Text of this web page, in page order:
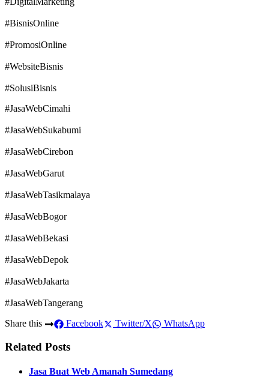
#BisnisOnline
#PromosiOnline
#WebsiteBisnis
#SolusiBisnis
#JasaWebCimahi
#JasaWebSukabumi
#JasaWebCirebon
#JasaWebGarut
#JasaWebTasikmalaya
#JasaWebBogor
#JasaWebBekasi
#JasaWebDepok
#JasaWebJakarta
#JasaWebTangerang
Share this
Facebook Twitter/X WhatsApp
Related Posts
Jasa Buat Web Amanah Sumedang